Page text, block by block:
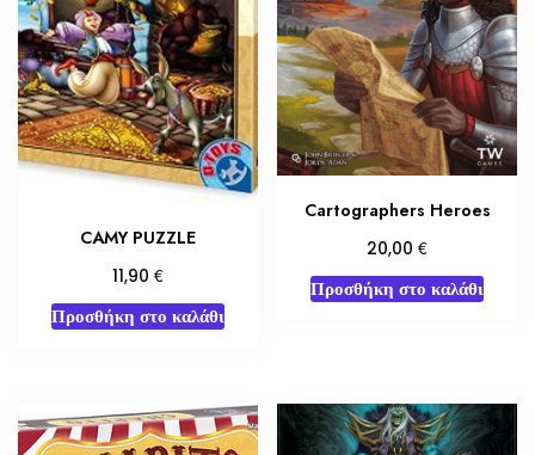
CAMY PUZZLE
11,90 €
Προσθήκη στο καλάθι
Cartographers Heroes
20,00€
Προσθήκη στο καλάθι